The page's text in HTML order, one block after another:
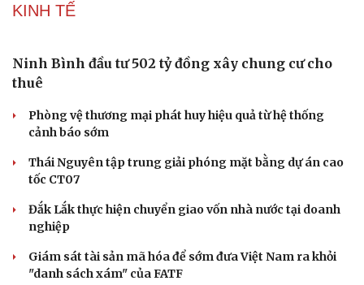
Văn hóa
Văn học
Âm nhạc
Di sản
Thời trang
KINH TẾ
Ninh Bình đầu tư 502 tỷ đồng xây chung cư cho
thuê
Phòng vệ thương mại phát huy hiệu quả từ hệ thống
cảnh báo sớm
Thái Nguyên tập trung giải phóng mặt bằng dự án cao
tốc CT07
Đắk Lắk thực hiện chuyển giao vốn nhà nước tại doanh
nghiệp
Giám sát tài sản mã hóa để sớm đưa Việt Nam ra khỏi
"danh sách xám" của FATF